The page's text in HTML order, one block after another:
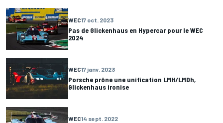
WEC17 oct. 2023
Pas de Glickenhaus en Hypercar pour le WEC
2024
WEC17 janv. 2023
Porsche prône une unification LMH/LMDh,
Glickenhaus ironise
WEC14 sept. 2022